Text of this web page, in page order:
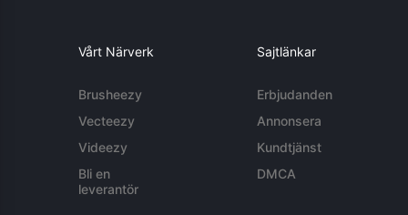
Vårt Närverk
Brusheezy
Vecteezy
Videezy
Bli en
leverantör
Sajtlänkar
Erbjudanden
Annonsera
Kundtjänst
DMCA